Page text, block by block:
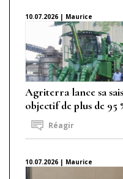
10.07.2026 | Maurice
Agriterra lance sa
objectif de plus de 95
Réagir
10.07.2026 | Maurice